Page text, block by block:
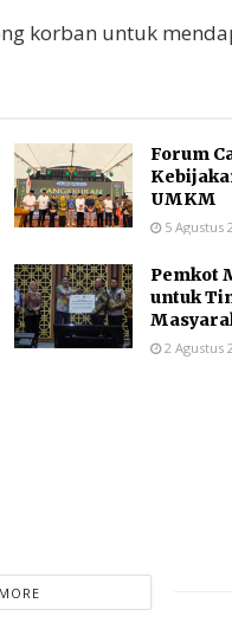
korban untuk
Forum
UMKM
5 Agustus
Pemkot
untuk
2 Agustus